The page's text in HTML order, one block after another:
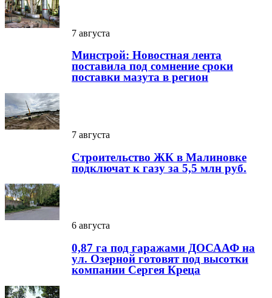
7 августа
Минстрой: Новостная лента
поставила под сомнение сроки
поставки мазута в регион
7 августа
Строительство ЖК в Малиновке
подключат к газу за 5,5 млн руб.
6 августа
0,87 га под гаражами ДОСААФ на
ул. Озерной готовят под высотки
компании Сергея Креца